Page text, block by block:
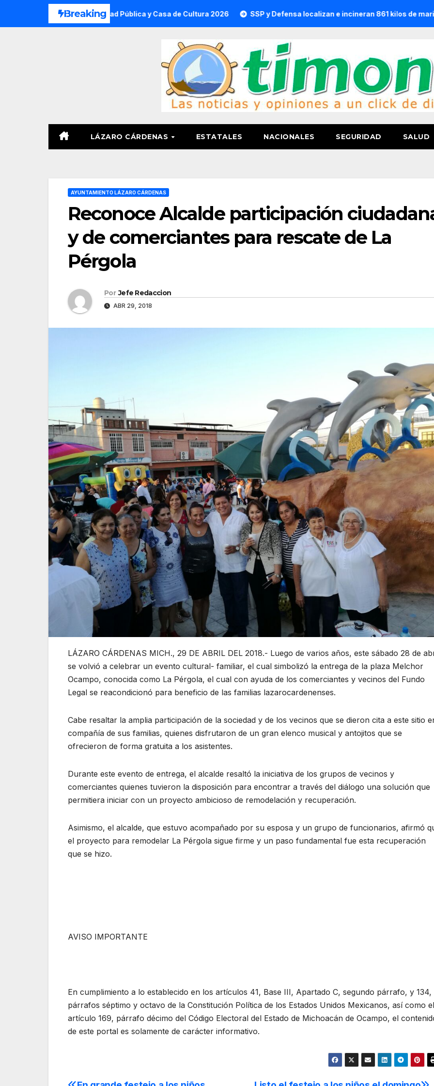
Breaking
DIF, Seguridad Pública y Casa de Cultura 2026 SSP y Defensa localizan e incineran 861 kilos de marihuana en
LÁZARO CÁRDENAS ESTATALES NACIONALES SEGURIDAD SALUD
AYUNTAMIENTO LÁZARO CÁRDENAS
Reconoce Alcalde participación
y de comerciantes para rescate de La
Pérgola
Por Jefe Redaccion
ABR 29, 2018
LÁZARO CÁRDENAS MICH., 29 DE ABRIL DEL 2018.- Luego de varios años, este sábado 28 de
se volvió a celebrar un evento cultural- familiar, el cual simbolizó la entrega de la plaza Melchor
Ocampo, conocida como La Pérgola, el cual con ayuda de los comerciantes y vecinos del Fundo
Legal se reacondicionó para beneficio de las familias lazarocardenenses.
Cabe resaltar la amplia participación de la sociedad y de los vecinos que se dieron cita a este sitio
compañía de sus familias, quienes disfrutaron de un gran elenco musical y antojitos que se
ofrecieron de forma gratuita a los asistentes.
Durante este evento de entrega, el alcalde resaltó la iniciativa de los grupos de vecinos y
comerciantes quienes tuvieron la disposición para encontrar a través del diálogo una solución que
permitiera iniciar con un proyecto ambicioso de remodelación y recuperación.
Asimismo, el alcalde, que estuvo acompañado por su esposa y un grupo de funcionarios, afirmó
el proyecto para remodelar La Pérgola sigue firme y un paso fundamental fue esta recuperación
que se hizo.
AVISO IMPORTANTE
En cumplimiento a lo establecido en los artículos 41, Base III, Apartado C, segundo párrafo, y 134,
párrafos séptimo y octavo de la Constitución Política de los Estados Unidos Mexicanos, así como el
artículo 169, párrafo décimo del Código Electoral del Estado de Michoacán de Ocampo, el
de este portal es solamente de carácter informativo.